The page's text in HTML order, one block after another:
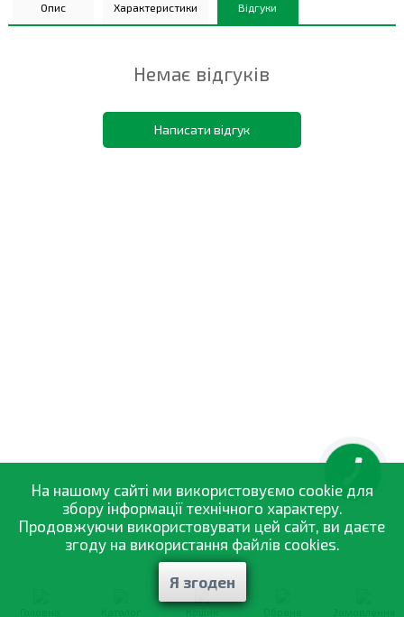
Опис Характеристики Відгуки
Немає відгуків
Написати відгук
Кошик
На нашому сайті ми використовуємо cookie для
збору інформації технічного характеру.
Продовжуючи використовувати цей сайт, ви даєте
згоду на використання файлів cookies.
Я згоден